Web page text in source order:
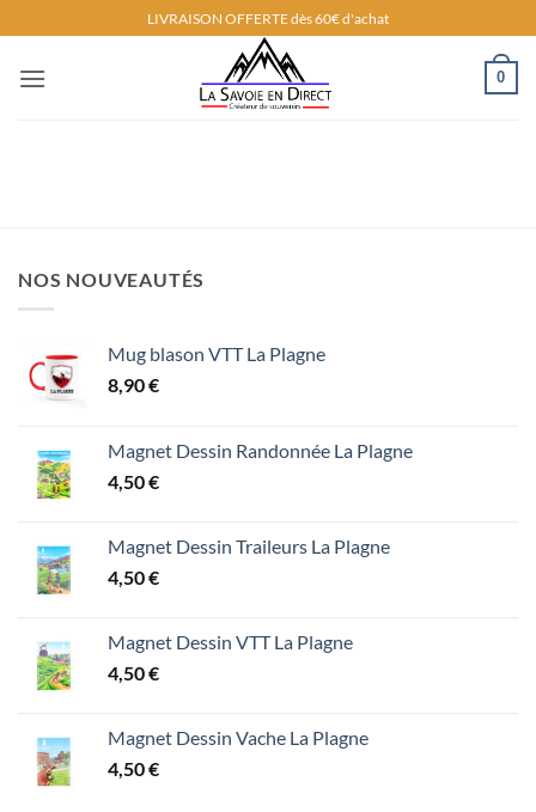
au
contenu
LIVRAISON OFFERTE dès 60€ d'achat
0
NOS NOUVEAUTÉS
Mug blason VTT La Plagne
8,90€
Magnet Dessin Randonnée La Plagne
4,50€
Magnet Dessin Traileurs La Plagne
4,50€
Magnet Dessin VTT La Plagne
4,50€
Magnet Dessin Vache La Plagne
4,50€